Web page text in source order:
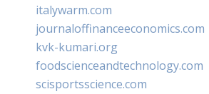
italywarm.com
journaloffinanceeconomics.com
kvk-kumari.org
foodscienceandtechnology.com
scisportsscience.com